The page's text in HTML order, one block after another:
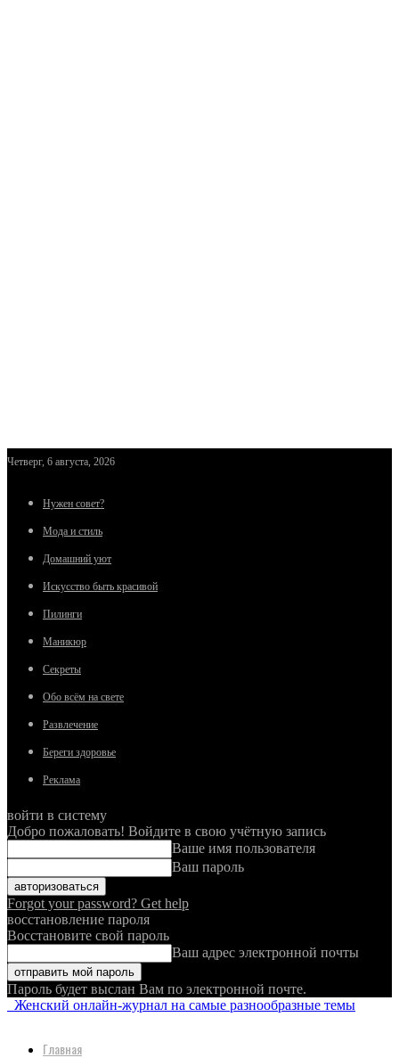
Четверг, 6 августа, 2026
Нужен совет?
Мода и стиль
Домашний уют
Искусство быть красивой
Пилинги
Маникюр
Секреты
Обо всём на свете
Развлечение
Береги здоровье
Реклама
войти в систему
Добро пожаловать! Войдите в свою учётную запись
Ваше имя пользователя
Ваш пароль
Forgot your password? Get help
восстановление пароля
Восстановите свой пароль
Ваш адрес электронной почты
Пароль будет выслан Вам по электронной почте.
Женский онлайн-журнал на самые разнообразные темы
Главная